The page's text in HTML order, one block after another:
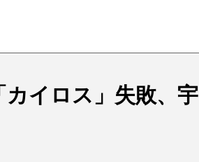
イロス」失敗、宇